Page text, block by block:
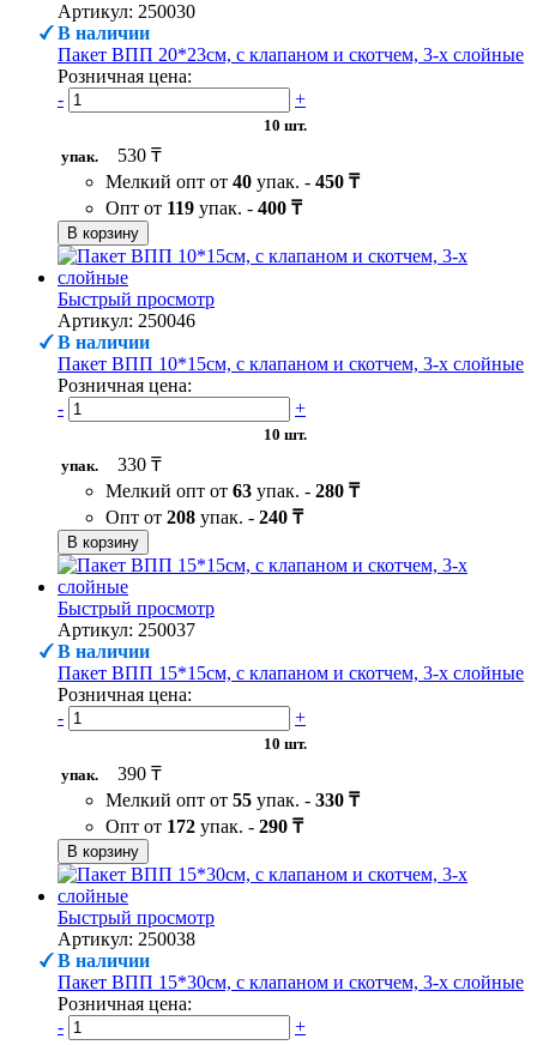
Артикул: 250030
В наличии
Пакет ВПП 20*23см, с клапаном и скотчем, 3-х слойные
Розничная цена:
-
+
10 шт.
упак.
530 ₸
Мелкий опт от 40 упак. - 450 ₸
Опт от 119 упак. - 400 ₸
В корзину
Быстрый просмотр
Артикул: 250046
В наличии
Пакет ВПП 10*15см, с клапаном и скотчем, 3-х слойные
Розничная цена:
-
+
10 шт.
упак.
330 ₸
Мелкий опт от 63 упак. - 280 ₸
Опт от 208 упак. - 240 ₸
В корзину
Быстрый просмотр
Артикул: 250037
В наличии
Пакет ВПП 15*15см, с клапаном и скотчем, 3-х слойные
Розничная цена:
-
+
10 шт.
упак.
390 ₸
Мелкий опт от 55 упак. - 330 ₸
Опт от 172 упак. - 290 ₸
В корзину
Быстрый просмотр
Артикул: 250038
В наличии
Пакет ВПП 15*30см, с клапаном и скотчем, 3-х слойные
Розничная цена:
-
+